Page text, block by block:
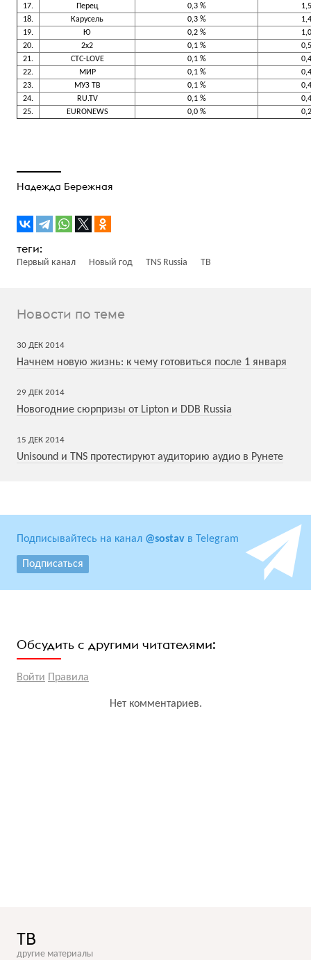
17. Перец 0,3 %
18.
Карусель 0,3 %
19.
Ю 0,2 %
20.
2х2 0,1 %
21.
СТС-LOVE 0,1 %
22.
МИР 0,1 %
23.
МУЗ ТВ 0,1 %
24.
RU.TV 0,1 %
25.
EURONEWS 0,0 %
Надежда Бережная
Первый канал Новый год TNS Russia ТВ
Новости по теме
30 ДЕК 2014
Начнем новую жизнь: к чему готовиться после 1 января
29 ДЕК 2014
Новогодние сюрпризы от Lipton и DDB Russia
15 ДЕК 2014
Unisound и TNS протестируют аудиторию аудио в Рунете
Подписывайтесь на канал @sostav в Telegram
Подписаться
Обсудить с другими читателями:
Войти Правила
Нет комментариев.
ТВ
другие материалы